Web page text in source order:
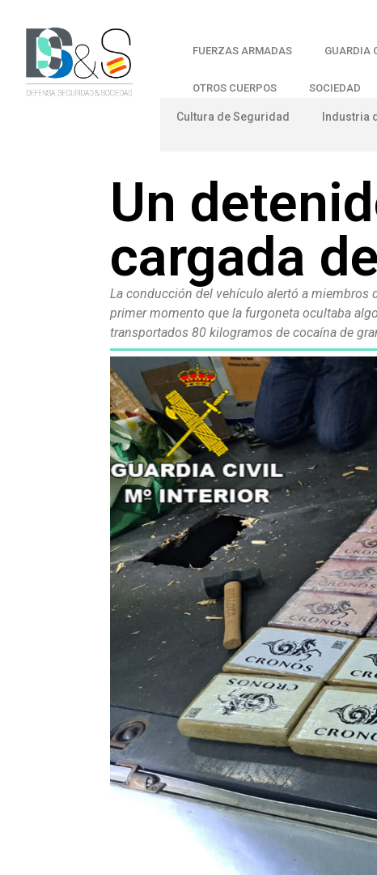
FUERZAS ARMADAS GUARDIA
OTROS CUERPOS SOCIEDAD
Cultura de Seguridad Industria
Un
cargada
La conducción del vehículo alertó a miembros
primer momento que la furgoneta ocultaba
transportados 80 kilogramos de cocaína de